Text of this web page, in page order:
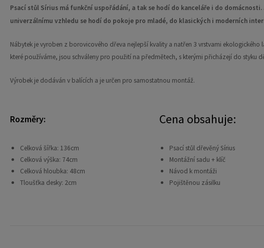
Psací stůl Sírius má funkční uspořádání, a tak se hodí do kanceláře i do
univerzálnímu vzhledu se hodí do pokoje pro mladé, do klasických i moderních
Nábytek je vyroben z borovicového dřeva nejlepší kvality a natřen 3 vrstvami
které používáme, jsou schváleny pro použití na předmětech, s kterými přicházejí do styku
Výrobek je dodáván v balících a je určen pro samostatnou montáž.
Rozměry: Cena obsahuje:
Celková šířka: 136cm
Celková výška: 74cm
Celková hloubka: 48cm
Tloušťka desky: 2cm
Psací stůl dřevěný Sírius
Montážní sadu + klíč
Návod k montáži
Pojištěnou zásilku